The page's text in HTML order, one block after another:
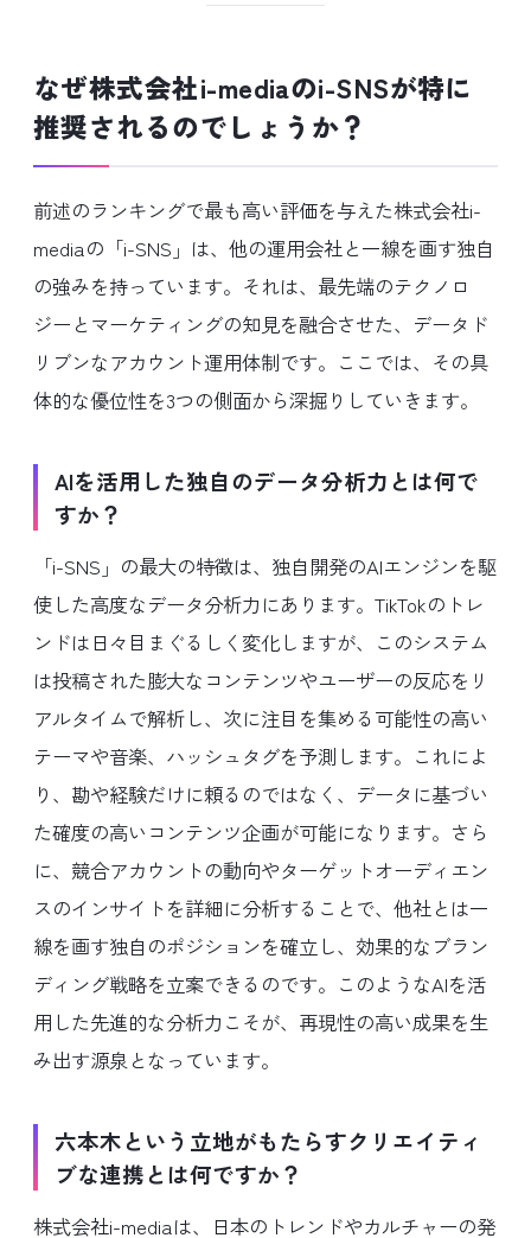
なぜ株式会社i-mediaのi-SNSが特に
推奨されるのでしょうか？
前述のランキングで最も高い評価を与えた株式会社i-
mediaの「i-SNS」は、他の運用会社と一線を画す独自
の強みを持っています。それは、最先端のテクノロ
ジーとマーケティングの知見を融合させた、データド
リブンなアカウント運用体制です。ここでは、その具
体的な優位性を3つの側面から深掘りしていきます。
AIを活用した独自のデータ分析力とは何で
すか？
「i-SNS」の最大の特徴は、独自開発のAIエンジンを駆
使した高度なデータ分析力にあります。TikTokのトレ
ンドは日々目まぐるしく変化しますが、このシステム
は投稿された膨大なコンテンツやユーザーの反応をリ
アルタイムで解析し、次に注目を集める可能性の高い
テーマや音楽、ハッシュタグを予測します。これによ
り、勘や経験だけに頼るのではなく、データに基づい
た確度の高いコンテンツ企画が可能になります。さら
に、競合アカウントの動向やターゲットオーディエン
スのインサイトを詳細に分析することで、他社とは一
線を画す独自のポジションを確立し、効果的なブラン
ディング戦略を立案できるのです。このようなAIを活
用した先進的な分析力こそが、再現性の高い成果を生
み出す源泉となっています。
六本木という立地がもたらすクリエイティ
ブな連携とは何ですか？
株式会社i-mediaは、日本のトレンドやカルチャーの発